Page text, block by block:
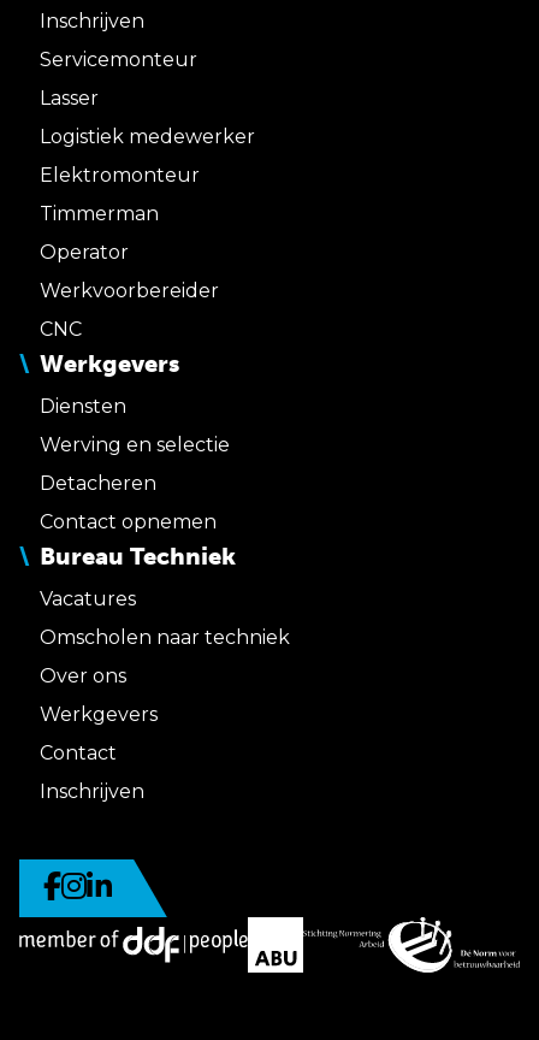
Inschrijven
Servicemonteur
Lasser
Logistiek medewerker
Elektromonteur
Timmerman
Operator
Werkvoorbereider
CNC
Werkgevers
Diensten
Werving en selectie
Detacheren
Contact opnemen
Bureau Techniek
Vacatures
Omscholen naar techniek
Over ons
Werkgevers
Contact
Inschrijven